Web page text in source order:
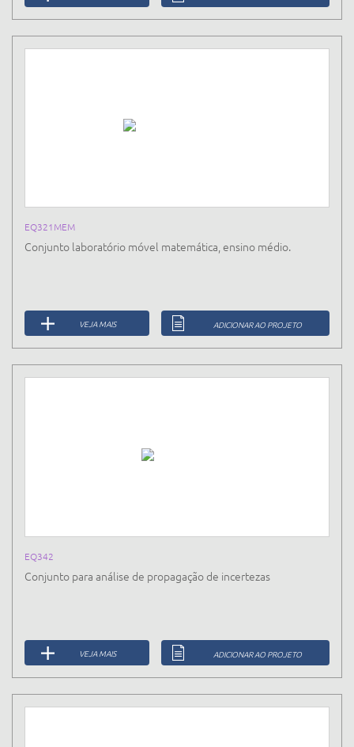
EQ321MEM
Conjunto laboratório móvel matemática, ensino médio.
VEJA MAIS ADICIONAR AO PROJETO
EQ342
Conjunto para análise de propagação de incertezas
VEJA MAIS ADICIONAR AO PROJETO